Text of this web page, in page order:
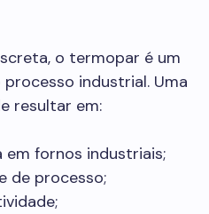
o termopar é um
industrial. Uma
resultar em:
em fornos industriais;
de processo;